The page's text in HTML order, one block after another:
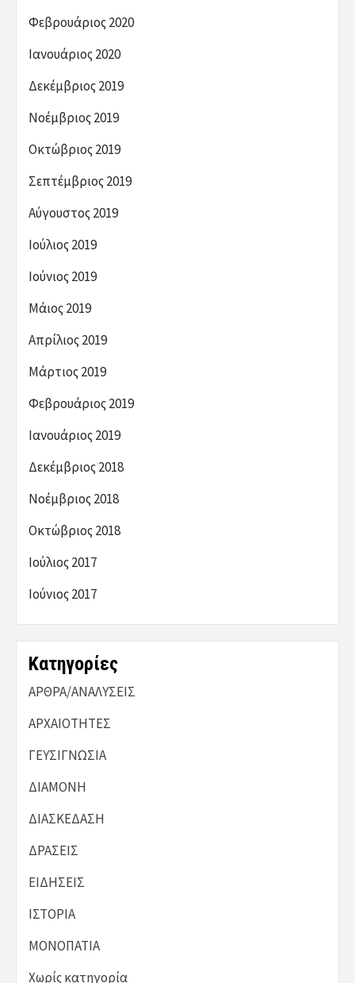
Φεβρουάριος 2020
Ιανουάριος 2020
Δεκέμβριος 2019
Νοέμβριος 2019
Οκτώβριος 2019
Σεπτέμβριος 2019
Αύγουστος 2019
Ιούλιος 2019
Ιούνιος 2019
Μάιος 2019
Απρίλιος 2019
Μάρτιος 2019
Φεβρουάριος 2019
Ιανουάριος 2019
Δεκέμβριος 2018
Νοέμβριος 2018
Οκτώβριος 2018
Ιούλιος 2017
Ιούνιος 2017
Kατηγορίες
ΑΡΘΡΑ/ΑΝΑΛΥΣΕΙΣ
ΑΡΧΑΙΟΤΗΤΕΣ
ΓΕΥΣΙΓΝΩΣΙΑ
ΔΙΑΜΟΝΗ
ΔΙΑΣΚΕΔΑΣΗ
ΔΡΑΣΕΙΣ
ΕΙΔΗΣΕΙΣ
ΙΣΤΟΡΙΑ
ΜΟΝΟΠΑΤΙΑ
Χωρίς κατηγορία